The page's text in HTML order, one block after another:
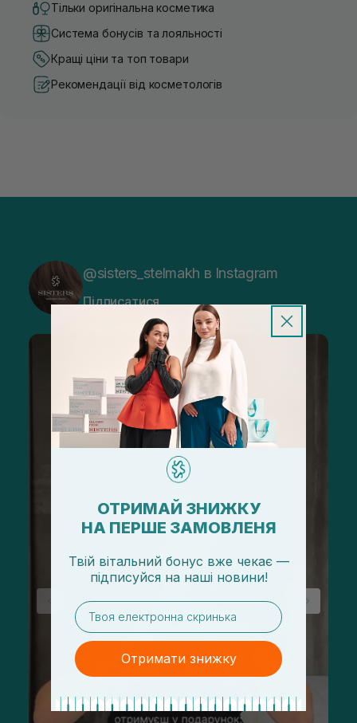
Тільки оригінальна косметика
Система бонусів та лояльності
Кращі ціни та топ товари
Рекомендації від косметологів
@sisters_stelmakh в Instagram
Підписатися
ОТРИМАЙ ЗНИЖКУ
НА ПЕРШЕ ЗАМОВЛЕНЯ
Твій вітальний бонус вже чекає —
підписуйся на наші новини!
email
Отримати знижку